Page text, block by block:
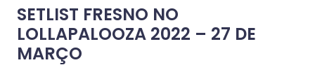
SETLIST FRESNO NO
LOLLAPALOOZA 2022 – 27 DE
MARÇO